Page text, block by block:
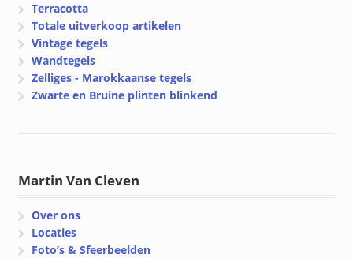
Terracotta
Totale uitverkoop artikelen
Vintage tegels
Wandtegels
Zelliges - Marokkaanse tegels
Zwarte en Bruine plinten blinkend
Martin Van Cleven
Over ons
Locaties
Foto’s & Sfeerbeelden